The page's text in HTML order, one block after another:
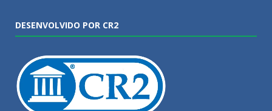
DESENVOLVIDO POR CR2